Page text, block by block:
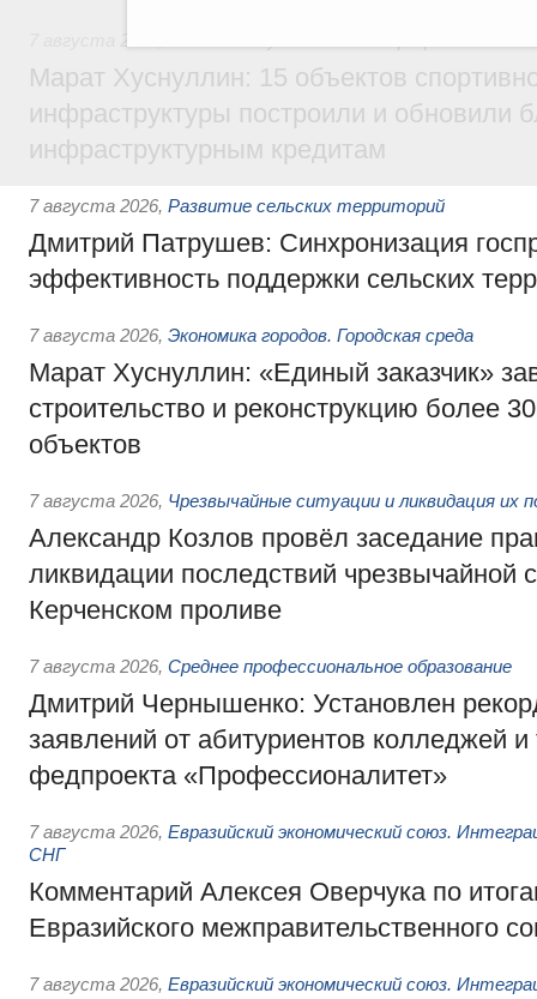
Марат Хуснуллин: 15 объектов
инфраструктуры построили и обновили
инфраструктурным кредитам
7 августа 2026, Развитие сельских территорий
Дмитрий Патрушев: Синхронизация
эффективность поддержки сельских
7 августа 2026, Экономика городов. Городская среда
Марат Хуснуллин: «Единый заказчик»
строительство и реконструкцию более
объектов
7 августа 2026, Чрезвычайные ситуации и ликвидация их
Александр Козлов провёл заседание
ликвидации последствий чрезвычайной
Керченском проливе
7 августа 2026, Среднее профессиональное образование
Дмитрий Чернышенко: Установлен
заявлений от абитуриентов колледжей и
федпроекта «Профессионалитет»
7 августа 2026, Евразийский экономический союз.
СНГ
Комментарий Алексея Оверчука по
Евразийского межправительственного
7 августа 2026, Евразийский экономический союз.